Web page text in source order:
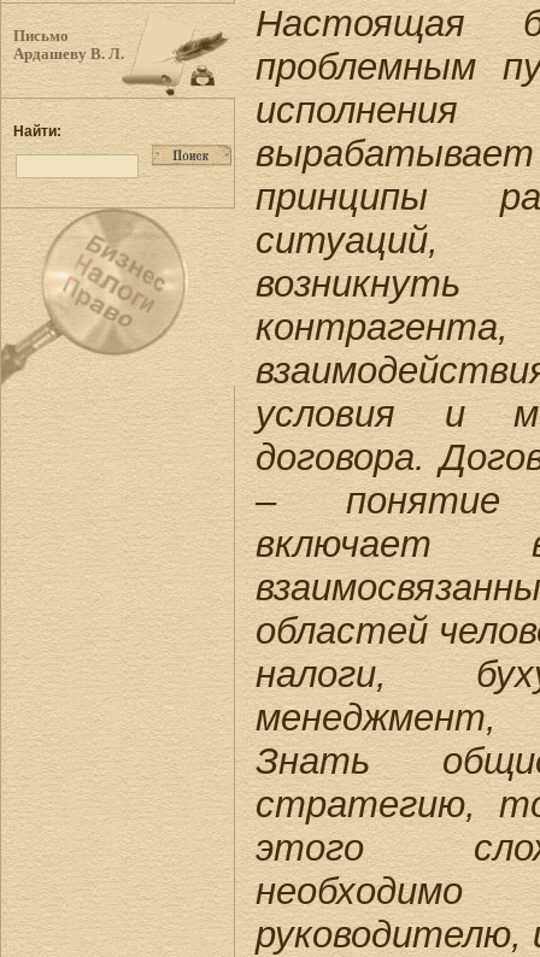
Письмо
Ардашеву В. Л.
Найти:
Настоящая
проблемным
принципы
ситуаций,
условия и
договора.
– понятие
областей
налоги,
Знать
стратегию,
этого
руководителю,